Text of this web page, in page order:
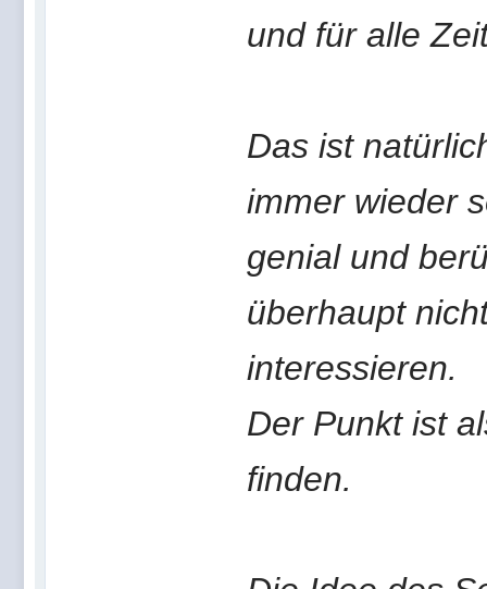
und für alle
Das ist
immer wieder
genial und
überhaupt
interessieren.
Der Punkt ist
finden.